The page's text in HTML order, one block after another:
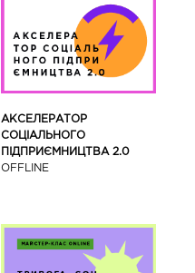
АКСЕЛЕРАТОР
СОЦІАЛЬНОГО
ПІДПРИЄМНИЦТВА 2.0
OFFLINE